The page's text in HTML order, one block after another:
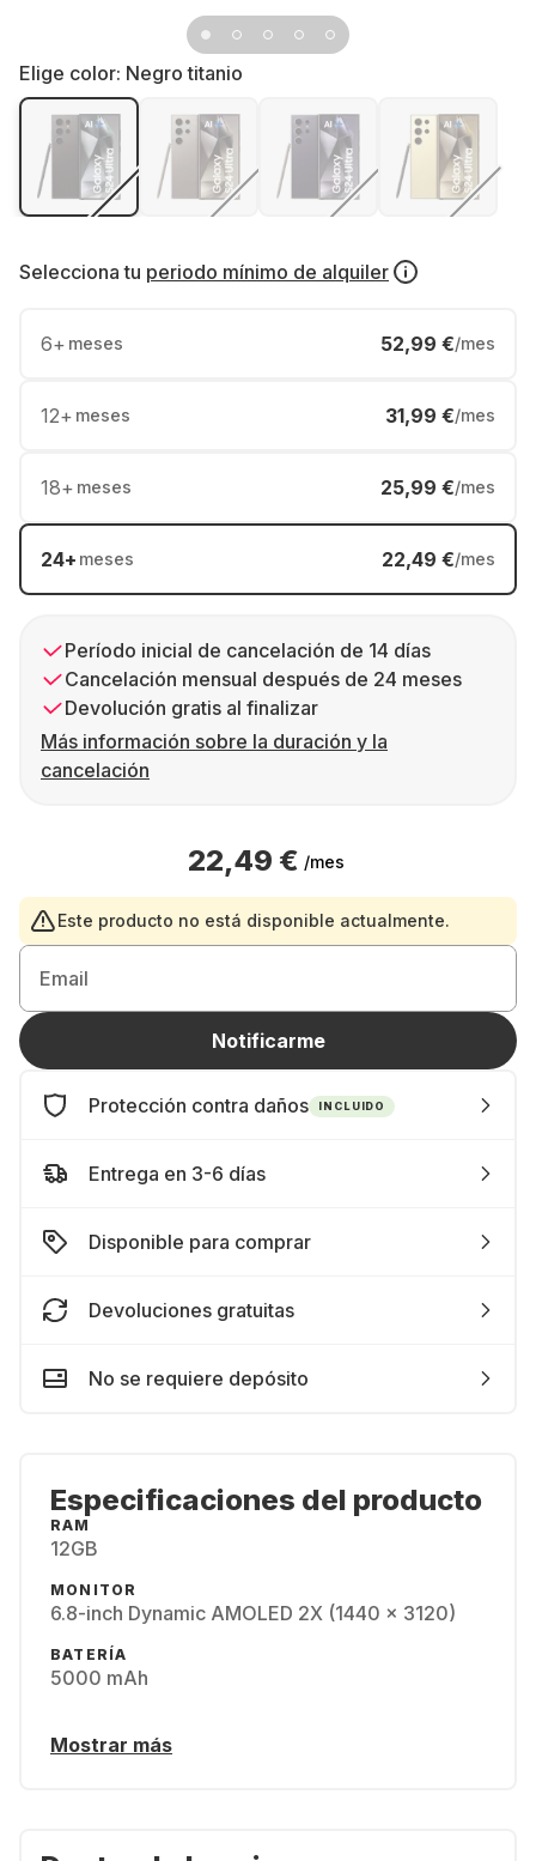
Elige color: Negro titanio
Selecciona tu periodo mínimo de alquiler
6+ meses 52,99 €/mes
12+ meses 31,99 €/mes
18+ meses 25,99 €/mes
24+ meses 22,49 €/mes
Período inicial de cancelación de 14 días
Cancelación mensual después de 24 meses
Devolución gratis al finalizar
Más información sobre la duración y la
cancelación
22,49 € /mes
Este producto no está disponible actualmente.
Email
Notificarme
Protección contra daños INCLUIDO
Entrega en 3-6 días
Disponible para comprar
Devoluciones gratuitas
No se requiere depósito
Especificaciones del producto
RAM
12GB
MONITOR
6.8-inch Dynamic AMOLED 2X (1440 x 3120)
BATERÍA
5000 mAh
Mostrar más